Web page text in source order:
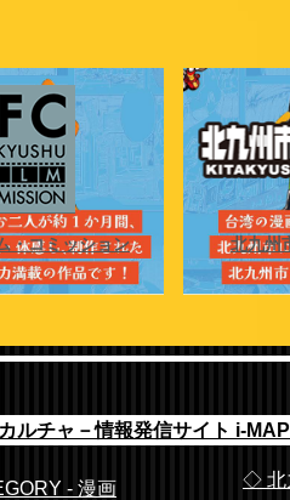
・コミッション 北九州
ルチャ－情報発信サイト i-
- 漫画 ◇ 北